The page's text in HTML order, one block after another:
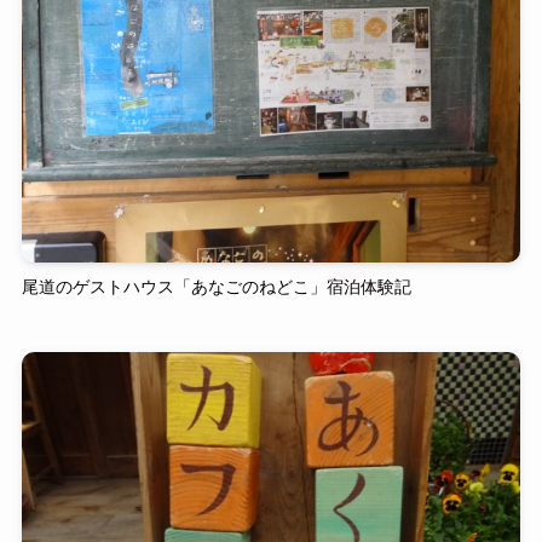
尾道のゲストハウス「あなごのねどこ」宿泊体験記